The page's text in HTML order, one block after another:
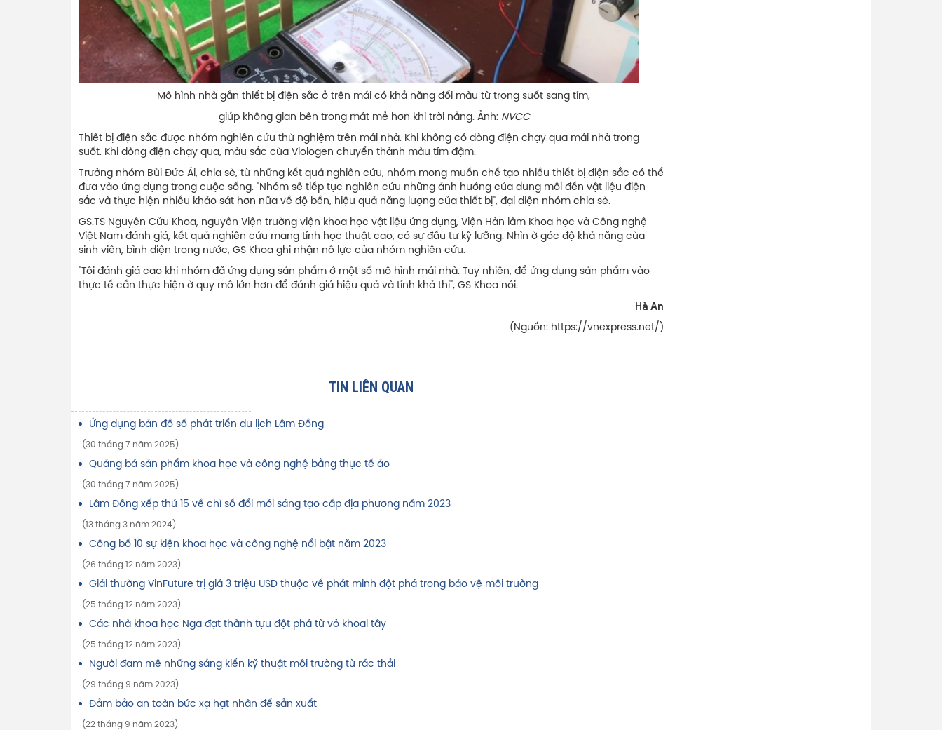
Mô hình nhà gắn thiết bị điện sắc ở trên mái có khả năng đổi màu từ trong suốt sang tím,
giúp không gian bên trong mát mẻ hơn khi trời nắng. Ảnh: NVCC
Thiết bị điện sắc được nhóm nghiên cứu thử nghiệm trên mái nhà. Khi không có dòng điện chạy qua mái nhà trong
suốt. Khi dòng điện chạy qua, màu sắc của Viologen chuyển thành màu tím đậm.
Trưởng nhóm Bùi Đức Ái, chia sẻ, từ những kết quả nghiên cứu, nhóm mong muốn chế tạo nhiều thiết bị điện sắc có thể
đưa vào ứng dụng trong cuộc sống. "Nhóm sẽ tiếp tục nghiên cứu những ảnh hưởng của dung môi đến vật liệu điện
sắc và thực hiện nhiều khảo sát hơn nữa về độ bền, hiệu quả năng lượng của thiết bị", đại diện nhóm chia sẻ.
GS.TS Nguyễn Cửu Khoa, nguyên Viện trưởng viện khoa học vật liệu ứng dụng, Viện Hàn lâm Khoa học và Công nghệ
Việt Nam đánh giá, kết quả nghiên cứu mang tính học thuật cao, có sự đầu tư kỹ lưỡng. Nhìn ở góc độ khả năng của
sinh viên, bình diện trong nước, GS Khoa ghi nhận nỗ lực của nhóm nghiên cứu.
"Tôi đánh giá cao khi nhóm đã ứng dụng sản phẩm ở một số mô hình mái nhà. Tuy nhiên, để ứng dụng sản phẩm vào
thực tế cần thực hiện ở quy mô lớn hơn để đánh giá hiệu quả và tính khả thi", GS Khoa nói.
Hà An
(Nguồn: https://vnexpress.net/)
TIN LIÊN QUAN
Ứng dụng bản đồ số phát triển du lịch Lâm Đồng
(30 tháng 7 năm 2025)
Quảng bá sản phẩm khoa học và công nghệ bằng thực tế ảo
(30 tháng 7 năm 2025)
Lâm Đồng xếp thứ 15 về chỉ số đổi mới sáng tạo cấp địa phương năm 2023
(13 tháng 3 năm 2024)
Công bố 10 sự kiện khoa học và công nghệ nổi bật năm 2023
(26 tháng 12 năm 2023)
Giải thưởng VinFuture trị giá 3 triệu USD thuộc về phát minh đột phá trong bảo vệ môi trường
(25 tháng 12 năm 2023)
Các nhà khoa học Nga đạt thành tựu đột phá từ vỏ khoai tây
(25 tháng 12 năm 2023)
Người đam mê những sáng kiến kỹ thuật môi trường từ rác thải
(29 tháng 9 năm 2023)
Đảm bảo an toàn bức xạ hạt nhân để sản xuất
(22 tháng 9 năm 2023)